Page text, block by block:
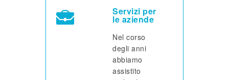
Servizi per
le aziende
Nel corso
degli anni
abbiamo
assistito